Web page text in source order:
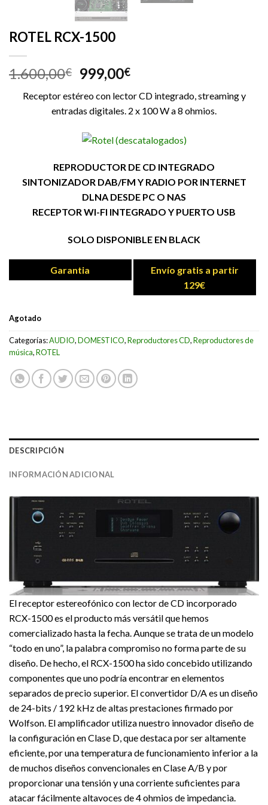
ROTEL RCX-1500
1.600,00€ 999,00€
Receptor estéreo con lector CD integrado, streaming y
entradas digitales. 2 x 100 W a 8 ohmios.
REPRODUCTOR DE CD INTEGRADO
SINTONIZADOR DAB/FM Y RADIO POR INTERNET
DLNA DESDE PC O NAS
RECEPTOR WI-FI INTEGRADO Y PUERTO USB
SOLO DISPONIBLE EN BLACK
Garantia
Envío gratis a partir
129€
Agotado
Categorías:AUDIO,DOMESTICO,Reproductores CD,Reproductores de
música,ROTEL
DESCRIPCIÓN
INFORMACIÓN ADICIONAL
El receptor estereofónico con lector de CD incorporado
RCX-1500 es el producto más versátil que hemos
comercializado hasta la fecha. Aunque se trata de un modelo
“todo en uno”, la palabra compromiso no forma parte de su
diseño. De hecho, el RCX-1500 ha sido concebido utilizando
componentes que uno podría encontrar en elementos
separados de precio superior. El convertidor D/A es un diseño
de 24-bits / 192 kHz de altas prestaciones firmado por
Wolfson. El amplificador utiliza nuestro innovador diseño de
la configuración en Clase D, que destaca por ser altamente
eficiente, por una temperatura de funcionamiento inferior a la
de muchos diseños convencionales en Clase A/B y por
proporcionar una tensión y una corriente suficientes para
atacar fácilmente altavoces de 4 ohmios de impedancia.